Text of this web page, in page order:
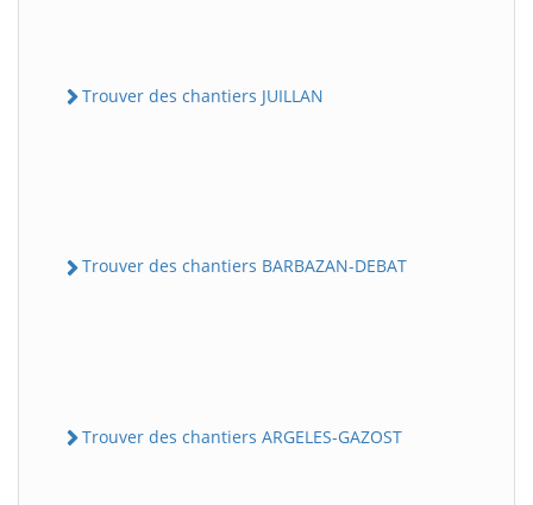
Trouver des chantiers JUILLAN
Trouver des chantiers BARBAZAN-DEBAT
Trouver des chantiers ARGELES-GAZOST